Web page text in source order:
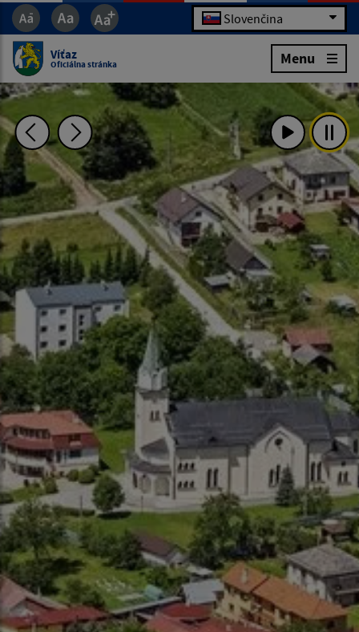
Slovenčina
Víťaz
Oficiálna stránka Menu